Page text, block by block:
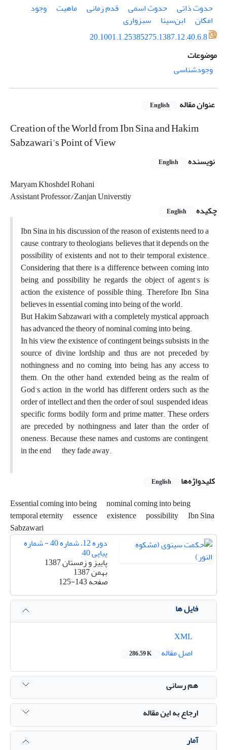
حدوث ذاتی
حدوث اسمی قدم زمانی ماهیت
وجود
امکان
ابن‌سینا
سبزواری
20.1001.1.25385275.1387.12.40.6.8
موضوعات
وجودشناسی
عنوان مقاله English
Creation of the World from Ibn Sina and Hakim
Sabzawari's Point of View
نویسنده English
Maryam Khoshdel Rohani
Assistant Professor/Zanjan Universtiy
چکیده
English
Ibn Sina in his discussion of the reason of existents need to a
cause, contrary to theologians, believes that it depends on the
possibility of existents and not to their temporal existence.
Considering that there is a difference between coming into
being and possibility he regards the object of agent's is
action the existence of possible thing. Therefore Ibn Sina
believes in essential coming into being of the world.
But Hakim Sabzawari with a completely mystical approach
has advanced the theory of nominal coming into being.
In his view the existence of contingent beings subsists in the
source of divine lordship and thus are not preceded by
nothingness and no coming into being has any access to
them. On the other hand, extended being as the realm of
God's action in the world has different orders such as the
order of intellect and then the order of soul, suspended ideas,
specific forms, bodily form and prime matter. These orders
are preceded by nothingness and later than the order of
oneness. Because these names and customs are contingent,
in the end they fade away.
کلیدواژه‌ها
English
Essential coming into being
nominal coming into being
temporal eternity
essence existence possibility
Ibn Sina
Sabzawari
دوره 12، شماره 40 - شماره
پیاپی 40
پاییز و زمستان 1387
بهمن 1387
صفحه125-143
فایل ها
اصل مقاله
286.59 K
هم رسانی
ارجاع به این مقاله
آمار